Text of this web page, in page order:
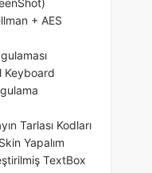
+ AES
Keyboard
Tarlası Kodları
Yapalım
TextBox